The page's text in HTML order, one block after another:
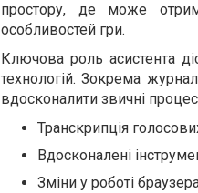
простору, де може
особливостей гри.
Ключова роль асистента
технологій. Зокрема
вдосконалити звичні
Транскрипція
Вдосконалені
Зміни у роботі